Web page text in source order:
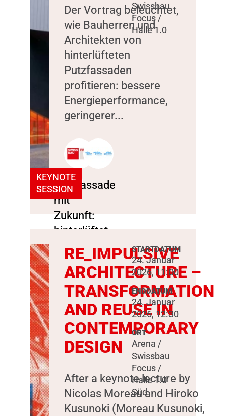
KEYNOTE
SESSION
Der Vortrag beleuchtet,
wie Bauherren und
Architekten von
hinterlüfteten
Putzfassaden
profitieren: bessere
Energieperformance,
geringerer...
Swissbau
Focus /
Halle 1.0
RE_IMPULSIVE
ARCHITECTURE –
TRANSFORMATION
AND REUSE IN
CONTEMPORARY
DESIGN
After a keynote lecture by
Nicolas Moreau and Hiroko
Kusunoki (Moreau Kusunoki,
STARTDATUM
24. Januar
2026, 11:00
ENDDATUM
24. Januar
2026, 12:30
ORT
Arena /
Swissbau
Focus /
Halle 1.0
Süd